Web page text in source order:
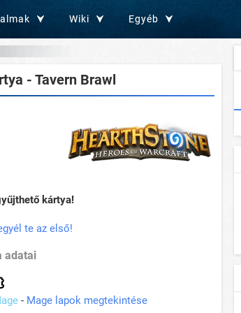
Wiki Egyéb
- Tavern Brawl
kártya!
te az első!
adatai
- Mage lapok megtekintése